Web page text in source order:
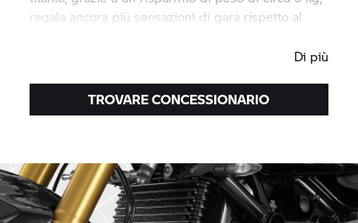
regala ancora più sensazioni di gara rispetto al
Di più
TROVARE CONCESSIONARIO